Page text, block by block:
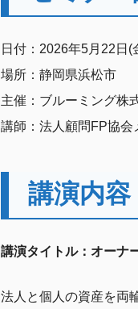
日付：2026年5月22日(
場所：静岡県浜松市
主催：ブルーミング株
講師：法人顧問FP協会
講演内容
講演タイトル：オーナ
法人と個人の資産を両